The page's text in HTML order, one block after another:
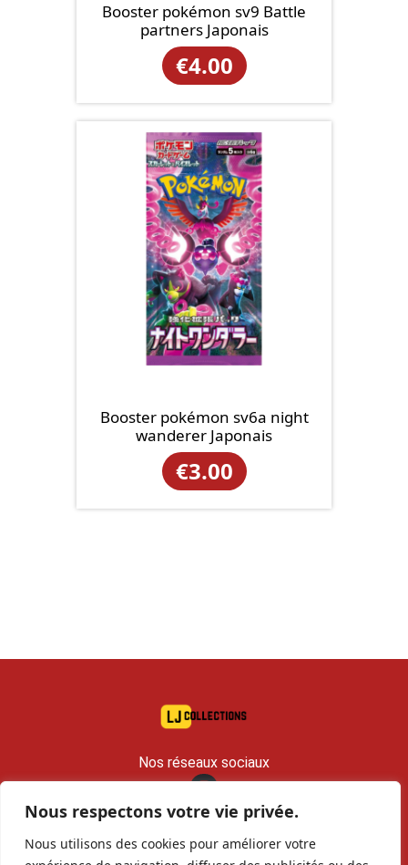
Nous respectons votre vie privée.
Nous utilisons des cookies pour améliorer votre
Booster pokémon sv9 Battle
partners Japonais
€4.00
Booster pokémon sv6a night
wanderer Japonais
€3.00
Nos réseaux sociaux
contact@lj-collections.com
RCS 979 374 147 Romans